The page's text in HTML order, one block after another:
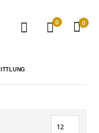
0 0